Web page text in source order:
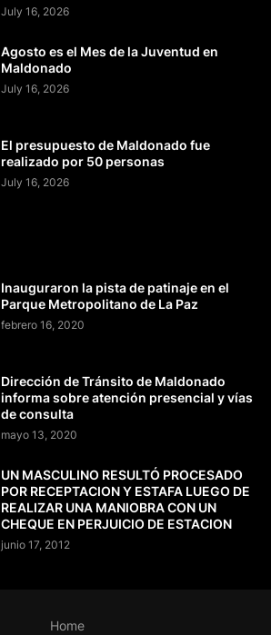
July 16, 2026
Agosto es el Mes de la Juventud en
Maldonado
July 16, 2026
El presupuesto de Maldonado fue
realizado por 50 personas
July 16, 2026
Inauguraron la pista de patinaje en el
Parque Metropolitano de La Paz
febrero 16, 2020
Dirección de Tránsito de Maldonado
informa sobre atención presencial y vías
de consulta
mayo 13, 2020
UN MASCULINO RESULTÓ PROCESADO
POR RECEPTACION Y ESTAFA LUEGO DE
REALIZAR UNA MANIOBRA CON UN
CHEQUE EN PERJUICIO DE ESTACION
junio 17, 2012
Home